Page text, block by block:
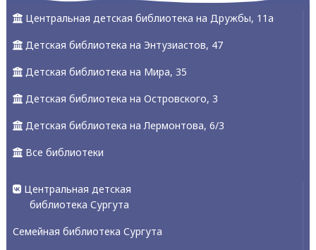
Центральная детская библиотека на Дружбы, 11а
Детская библиотека на Энтузиастов, 47
Детская библиотека на Мира, 35
Детская библиотека на Островского, 3
Детская библиотека на Лермонтова, 6/3
Все библиотеки
Центральная детская
библиотека Сургута
Семейная библиотека Сургута